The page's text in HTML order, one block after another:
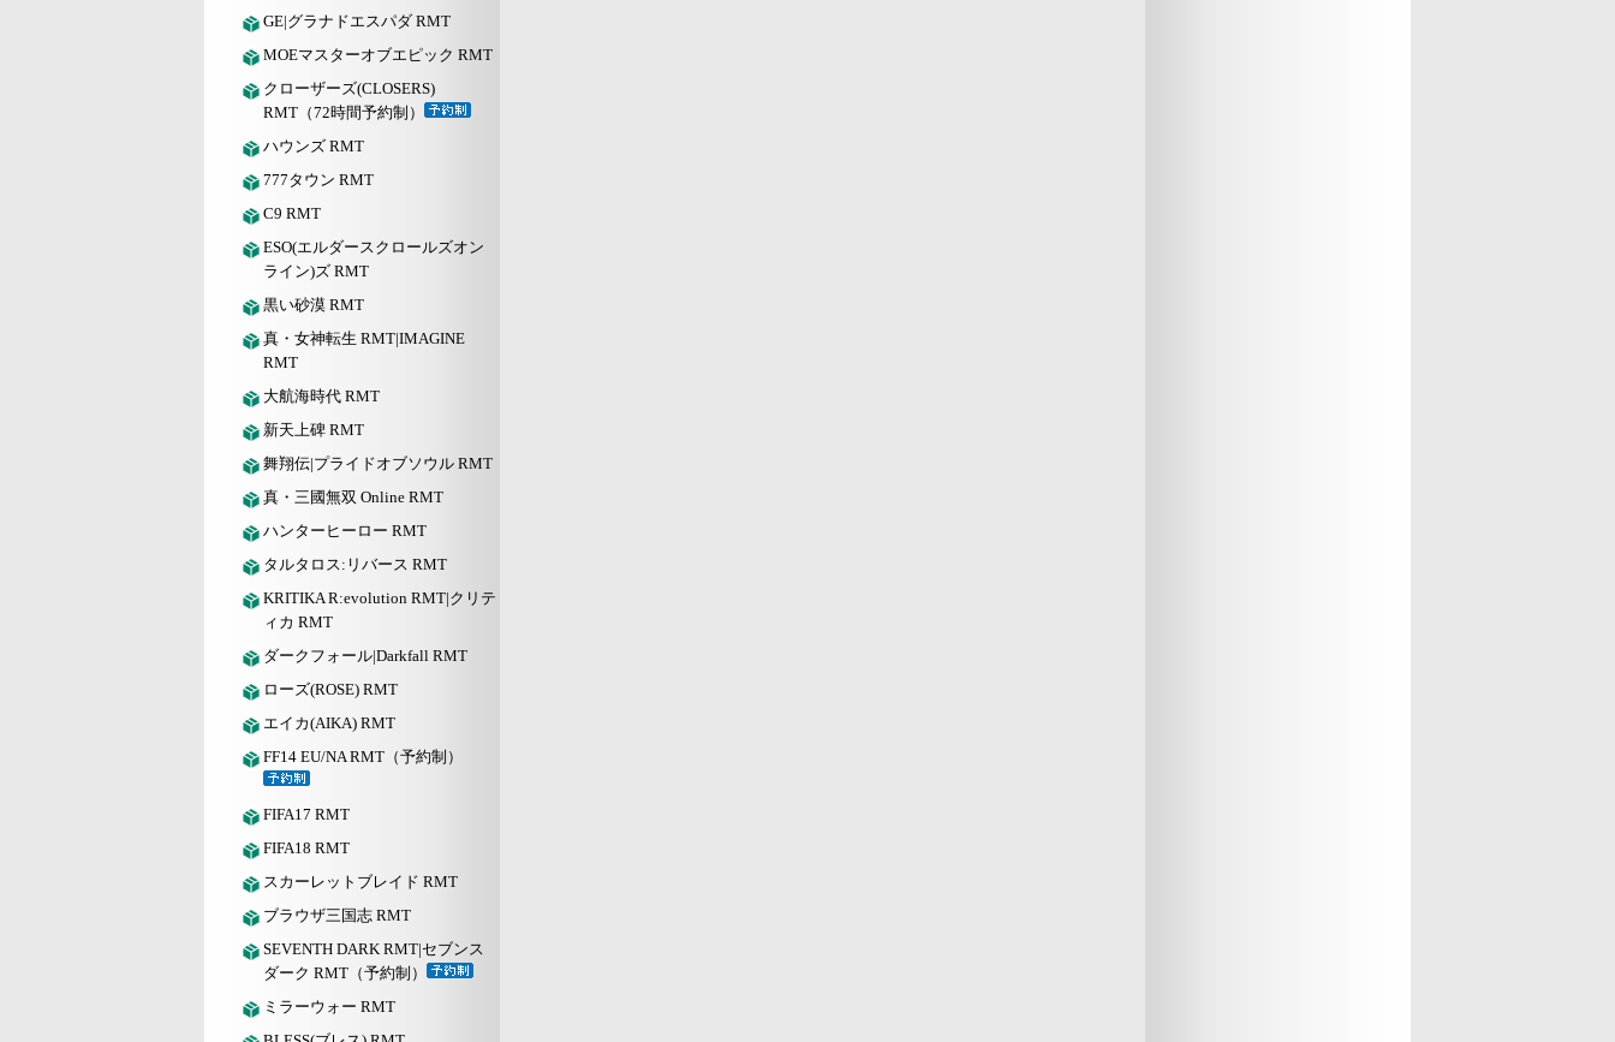
GE|グラナドエスパダ RMT
MOEマスターオブエピック RMT
クローザーズ(CLOSERS)
RMT（72時間予約制）
ハウンズ RMT
777タウン RMT
C9 RMT
ESO(エルダースクロールズオン
ライン)ズ RMT
黒い砂漠 RMT
真・女神転生 RMT|IMAGINE
RMT
大航海時代 RMT
新天上碑 RMT
舞翔伝|プライドオブソウル RMT
真・三國無双 Online RMT
ハンターヒーロー RMT
タルタロス:リバース RMT
KRITIKA R:evolution RMT|クリテ
ィカ RMT
ダークフォール|Darkfall RMT
ローズ(ROSE) RMT
エイカ(AIKA) RMT
FF14 EU/NA RMT（予約制）
FIFA17 RMT
FIFA18 RMT
スカーレットブレイド RMT
ブラウザ三国志 RMT
SEVENTH DARK RMT|セブンス
ダーク RMT（予約制）
ミラーウォー RMT